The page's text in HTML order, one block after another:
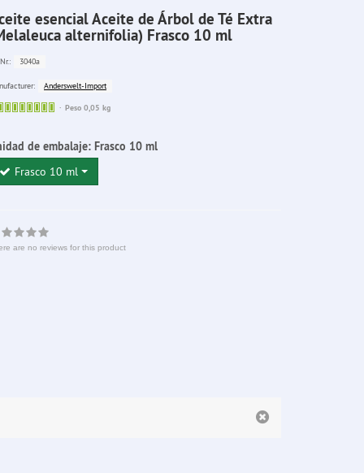
esencial Aceite de Árbol de Té Extra
alternifolia) Frasco 10 ml
3040a
Anderswelt-Import
Sofort
Peso 0,05 kg
de embalaje: Frasco 10 ml
Frasco 10 ml
are no reviews for this product